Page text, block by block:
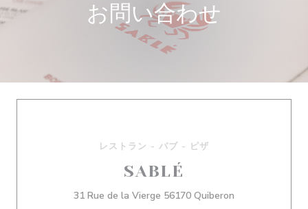
お問い合わせ
レストラン - パブ - ピザ
SABLÉ
31 Rue de la Vierge 56170 Quiberon